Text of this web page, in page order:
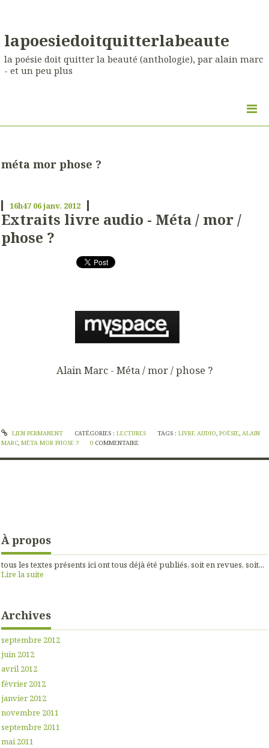
lapoesiedoitquitterlabeaute
la poésie doit quitter la beauté (anthologie), par alain marc
- et un peu plus
méta mor phose ?
16h47 06janv. 2012
Extraits livre audio - Méta / mor /
phose ?
Alain Marc - Méta / mor / phose ?
LIEN PERMANENT CATÉGORIES : LECTURES TAGS :LIVRE AUDIO ,POÉSIE ALAIN
MARC MÉTA MOR PHOSE ? 0 COMMENTAIRE
À propos
tous les textes présents ici ont tous déjà été publiés, soit en revues, soit...
Lire la suite
Archives
septembre 2012
juin 2012
avril 2012
février 2012
janvier 2012
novembre 2011
septembre 2011
mai 2011